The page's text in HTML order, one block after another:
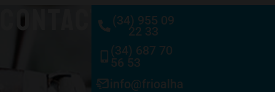
CONTACTO(34) 955 09
22 33
(34) 687 70
56 53
info@frioalhambra.com